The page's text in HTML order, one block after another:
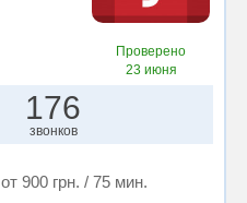
Проверено
23 июня
176
звонков
от 900 грн. / 75 мин.